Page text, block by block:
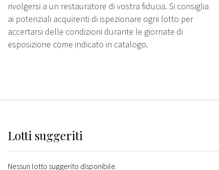
rivolgersi a un restauratore di vostra fiducia. Si consiglia
ai potenziali acquirenti di ispezionare ogni lotto per
accertarsi delle condizioni durante le giornate di
esposizione come indicato in catalogo.
Lotti suggeriti
Nessun lotto suggerito disponibile.